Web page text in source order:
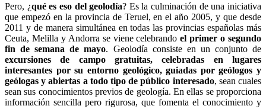
Pero, ¿qué es eso del geolodía? Es la culminación de una iniciativa
que empezó en la provincia de Teruel, en el año 2005, y que desde
2011 y de manera simultánea en todas las provincias españolas más
Ceuta, Melilla y Andorra se viene celebrandoel primer o segundo
fin de semana de mayo. Geolodía consiste en un conjunto de
excursiones de campo gratuitas, celebradas en lugares
interesantes por su entorno geológico, guiadas por geólogos y
geólogas y abiertas a todo tipo de público interesado, sean cuales
sean sus conocimientos previos de geología. En ellas se proporciona
información sencilla pero rigurosa, que fomenta el conocimiento y